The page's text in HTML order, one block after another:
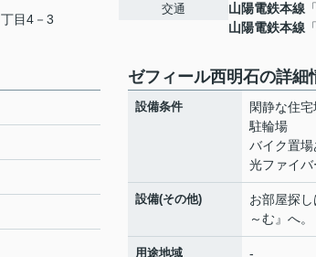
目4－3
交通
山陽電鉄本線 「
山陽電鉄本線 「
ゼフィール西明石の詳細
設備条件
閑静な住宅
駐輪場
バイク置場
光ファイバ
設備(その他)
お部屋探
～む』へ。
用途地域 -